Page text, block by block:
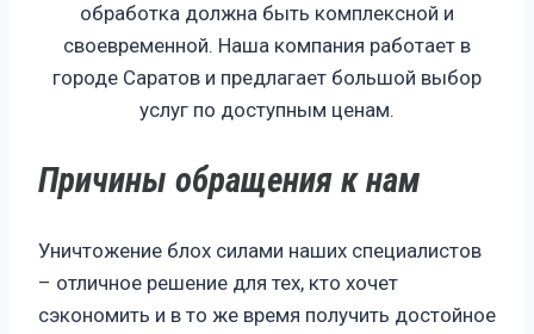
обработка должна быть комплексной и
своевременной. Наша компания работает в
городе Саратов и предлагает большой выбор
услуг по доступным ценам.
Причины обращения к нам
Уничтожение блох силами наших специалистов
– отличное решение для тех, кто хочет
сэкономить и в то же время получить достойное